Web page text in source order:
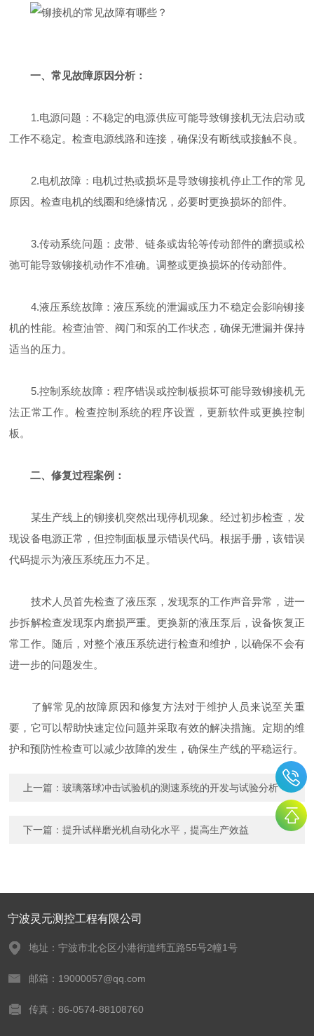
一、常见故障原因分析：
1.电源问题：不稳定的电源供应可能导致铆接机无法启动或
工作不稳定。检查电源线路和连接，确保没有断线或接触不良。
2.电机故障：电机过热或损坏是导致铆接机停止工作的常见
原因。检查电机的线圈和绝缘情况，必要时更换损坏的部件。
3.传动系统问题：皮带、链条或齿轮等传动部件的磨损或松
弛可能导致铆接机动作不准确。调整或更换损坏的传动部件。
4.液压系统故障：液压系统的泄漏或压力不稳定会影响铆接
机的性能。检查油管、阀门和泵的工作状态，确保无泄漏并保持
适当的压力。
5.控制系统故障：程序错误或控制板损坏可能导致铆接机无
法正常工作。检查控制系统的程序设置，更新软件或更换控制
板。
二、修复过程案例：
某生产线上的铆接机突然出现停机现象。经过初步检查，发
现设备电源正常，但控制面板显示错误代码。根据手册，该错误
代码提示为液压系统压力不足。
技术人员首先检查了液压泵，发现泵的工作声音异常，进一
步拆解检查发现泵内磨损严重。更换新的液压泵后，设备恢复正
常工作。随后，对整个液压系统进行检查和维护，以确保不会有
进一步的问题发生。
了解常见的故障原因和修复方法对于维护人员来说至关重
要，它可以帮助快速定位问题并采取有效的解决措施。定期的维
护和预防性检查可以减少故障的发生，确保生产线的平稳运行。
上一篇：玻璃落球冲击试验机的测速系统的开发与试验分析
下一篇：提升试样磨光机自动化水平，提高生产效益
宁波灵元测控工程有限公司
地址：宁波市北仑区小港街道纬五路55号2幢1号
邮箱：19000057@qq.com
传真：86-0574-88108760